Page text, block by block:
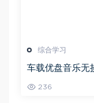
综合学习
车载优盘音乐无
网盘打包下载
236